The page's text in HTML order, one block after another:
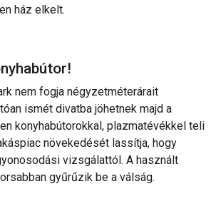
ház elkelt.
nem fogja négyzetméterárait
ismét divatba jöhetnek majd a
konyhabútorokkal, plazmatévékkel teli
növekedését lassítja, hogy
vizsgálattól. A használt
gyűrűzik be a válság.